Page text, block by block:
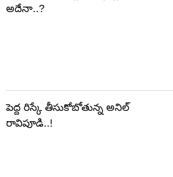
అదేనా..?
పెద్ద రిస్కే తీసుకోబోతున్న అనిల్
రావిపూడి..!